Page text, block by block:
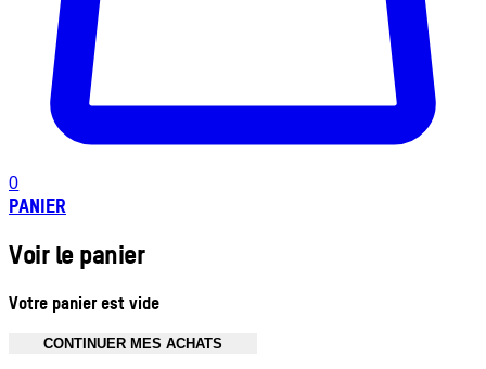
0
PANIER
Voir le panier
Votre panier est vide
CONTINUER MES ACHATS